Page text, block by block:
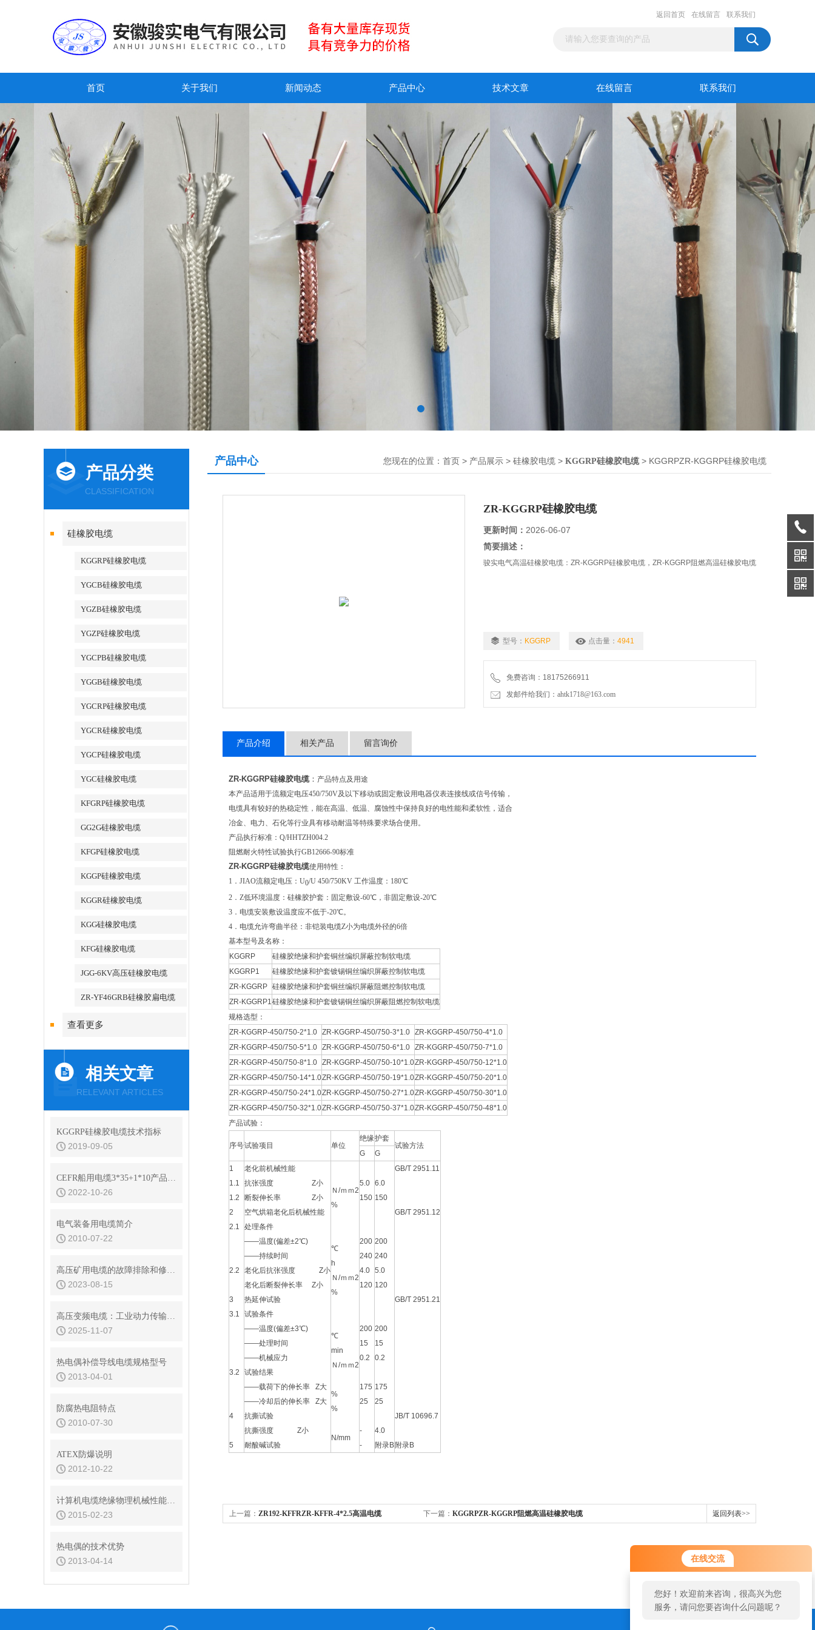
在线交流
您好！欢迎前来咨询，很高兴为您
服务，请问您要咨询什么问题呢？
返回首页 在线留言 联系我们
首页 关于我们 新闻动态 产品中心 技术文章 在线留言 联系我们
产品分类
CLASSIFICATION
硅橡胶电缆
KGGRP硅橡胶电缆
YGCB硅橡胶电缆
YGZB硅橡胶电缆
YGZP硅橡胶电缆
YGCPB硅橡胶电缆
YGGB硅橡胶电缆
YGCRP硅橡胶电缆
YGCR硅橡胶电缆
YGCP硅橡胶电缆
YGC硅橡胶电缆
KFGRP硅橡胶电缆
GG2G硅橡胶电缆
KFGP硅橡胶电缆
KGGP硅橡胶电缆
KGGR硅橡胶电缆
KGG硅橡胶电缆
KFG硅橡胶电缆
JGG-6KV高压硅橡胶电缆
ZR-YF46GRB硅橡胶扁电缆
查看更多
相关文章
RELEVANT ARTICLES
KGGRP硅橡胶电缆技术指标
2019-09-05
CEFR船用电缆3*35+1*10产品规格书
2022-10-26
电气装备用电缆简介
2010-07-22
高压矿用电缆的故障排除和修复方法有哪些？
2023-08-15
高压变频电缆：工业动力传输的精准纽带
2025-11-07
热电偶补偿导线电缆规格型号
2013-04-01
防腐热电阻特点
2010-07-30
ATEX防爆说明
2012-10-22
计算机电缆绝缘物理机械性能说明：
2015-02-23
热电偶的技术优势
2013-04-14
产品中心 您现在的位置： 首页 > 产品展示 > 硅橡胶电缆 > KGGRP硅橡胶电缆> KGGRPZR-KGGRP硅橡胶电缆
ZR-KGGRP硅橡胶电缆
更新时间： 2026-06-07
简要描述：
骏实电气高温硅橡胶电缆：ZR-KGGRP硅橡胶电缆，ZR-KGGRP阻燃高温硅橡胶电缆
型号： KGGRP 点击量： 4941
免费咨询：18175266911
发邮件给我们：ahtk1718@163.com
产品介绍 相关产品 留言询价
ZR-KGGRP硅橡胶电缆： 产品特点及用途
本产品适用于流额定电压450/750V及以下移动或固定敷设用电器仪表连接线或信号传输，
电缆具有较好的热稳定性，能在高温、低温、腐蚀性中保持良好的电性能和柔软性，适合
冶金、电力、石化等行业具有移动耐温等特殊要求场合使用。
产品执行标准： Q/HHTZH004.2
阻燃耐火特性试验执行GB12666-90标准
ZR-KGGRP硅橡胶电缆使用特性：
1．JIAO流额定电压：U0/U 450/750KV 工作温度：180℃
2．Z低环境温度：硅橡胶护套：固定敷设-60℃，非固定敷设-20℃
3．电缆安装敷设温度应不低于-20℃。
4．电缆允许弯曲半径：非铠装电缆Z小为电缆外径的6倍
基本型号及名称：
KGGRP
硅橡胶绝缘和护套铜丝编织屏蔽控制软电缆
KGGRP1
硅橡胶绝缘和护套镀锡铜丝编织屏蔽控制软电缆
ZR-KGGRP 硅橡胶绝缘和护套铜丝编织屏蔽阻燃控制软电缆
ZR-KGGRP1硅橡胶绝缘和护套镀锡铜丝编织屏蔽阻燃控制软电缆
规格选型：
ZR-KGGRP-450/750-2*1.0 ZR-KGGRP-450/750-3*1.0 ZR-KGGRP-450/750-4*1.0
ZR-KGGRP-450/750-5*1.0 ZR-KGGRP-450/750-6*1.0 ZR-KGGRP-450/750-7*1.0
ZR-KGGRP-450/750-8*1.0 ZR-KGGRP-450/750-10*1.0ZR-KGGRP-450/750-12*1.0
ZR-KGGRP-450/750-14*1.0ZR-KGGRP-450/750-19*1.0ZR-KGGRP-450/750-20*1.0
ZR-KGGRP-450/750-24*1.0ZR-KGGRP-450/750-27*1.0ZR-KGGRP-450/750-30*1.0
ZR-KGGRP-450/750-32*1.0ZR-KGGRP-450/750-37*1.0ZR-KGGRP-450/750-48*1.0
产品试验：
序号试验项目 单位
绝缘护套
试验方法
G
G
1
1.1
1.2
2
2.1
2.2
3
3.1
3.2
4
5
老化前机械性能
抗张强度 Z小
断裂伸长率 Z小
空气烘箱老化后机械性能
处理条件
——温度(偏差±2℃)
——持续时间
老化后抗张强度 Z小
老化后断裂伸长率 Z小
热延伸试验
试验条件
——温度(偏差±3℃)
——处理时间
——机械应力
试验结果
——载荷下的伸长率 Z大
——冷却后的伸长率 Z大
抗撕试验
抗撕强度 Z小
耐酸碱试验
Ｎ/ｍｍ2
%
℃
h
Ｎ/ｍｍ2
%
℃
min
Ｎ/ｍｍ2
%
%
N/mm
5.0
150
200
240
4.0
120
200
15
0.2
175
25
-
-
6.0
150
200
240
5.0
120
200
15
0.2
175
25
4.0
附录B
GB/T 2951.11
GB/T 2951.12
GB/T 2951.21
JB/T 10696.7
附录B
上一篇： ZR192-KFFRZR-KFFR-4*2.5高温电缆 下一篇： KGGRPZR-KGGRP阻燃高温硅橡胶电缆 返回列表>>